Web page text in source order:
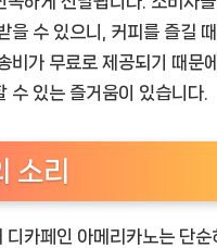
을 수 있으니, 커피를 즐길
비가 무료로 제공되기 때문
수 있는 즐거움이 있습니다.
소리
디카페인 아메리카노는 단